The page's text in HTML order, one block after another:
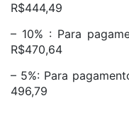
R$444,49
– 10% : Para
R$470,64
– 5%: Para
496,79